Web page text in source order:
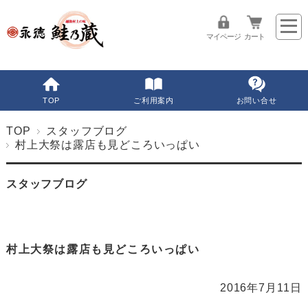
マイページ カート
TOP ご利用案内 お問い合せ
TOP
スタッフブログ
村上大祭は露店も見どころいっぱい
スタッフブログ
村上大祭は露店も見どころいっぱい
2016年7月11日